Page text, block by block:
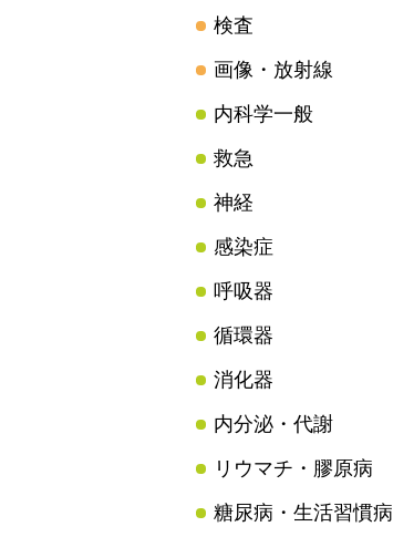
検査
画像・放射線
内科学一般
救急
神経
感染症
呼吸器
循環器
消化器
内分泌・代謝
リウマチ・膠原病
糖尿病・生活習慣病